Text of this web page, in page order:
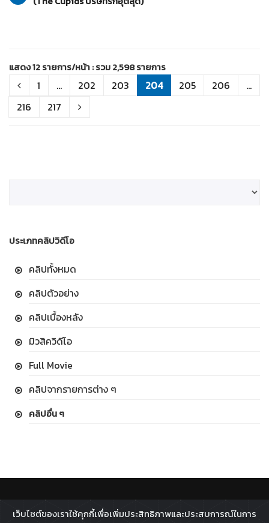
แสดง 12 รายการ/หน้า : รวม 2,598 รายการ
1 ... 202 203 204 205 206
...
216
217
ประเภทคลิปวิดีโอ
คลิปทั้งหมด
คลิปตัวอย่าง
คลิปเบื้องหลัง
มิวสิควิดีโอ
Full Movie
คลิปจากรายการต่าง ๆ
คลิปอื่น ๆ
เว็บไซต์ของเราใช้คุกกี้เพื่อเพิ่มประสิทธิภาพและประสบการณ์ในการ